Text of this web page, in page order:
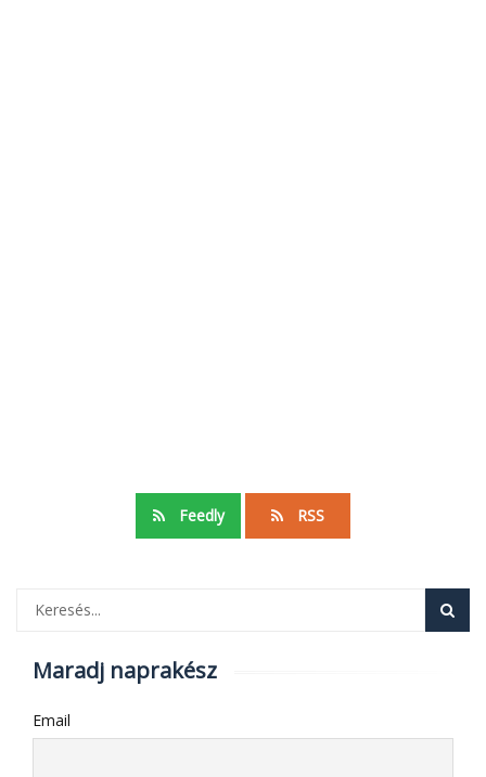
Feedly RSS
Maradj naprakész
Email